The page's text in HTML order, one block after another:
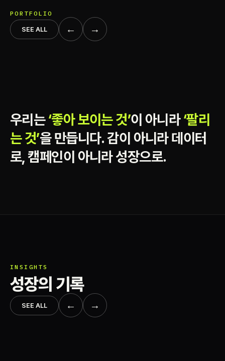
PORTFOLIO
SEE ALL ← →
우리는‘좋아 보이는 것’이 아니라‘팔리
는 것’을 만듭니다. 감이 아니라 데이터
로, 캠페인이 아니라 성장으로.
INSIGHTS
성장의 기록
SEE ALL ← →